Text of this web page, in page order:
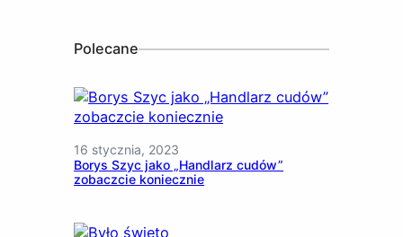
Polecane
16 stycznia, 2023
Borys Szyc jako „Handlarz cudów”
zobaczcie koniecznie